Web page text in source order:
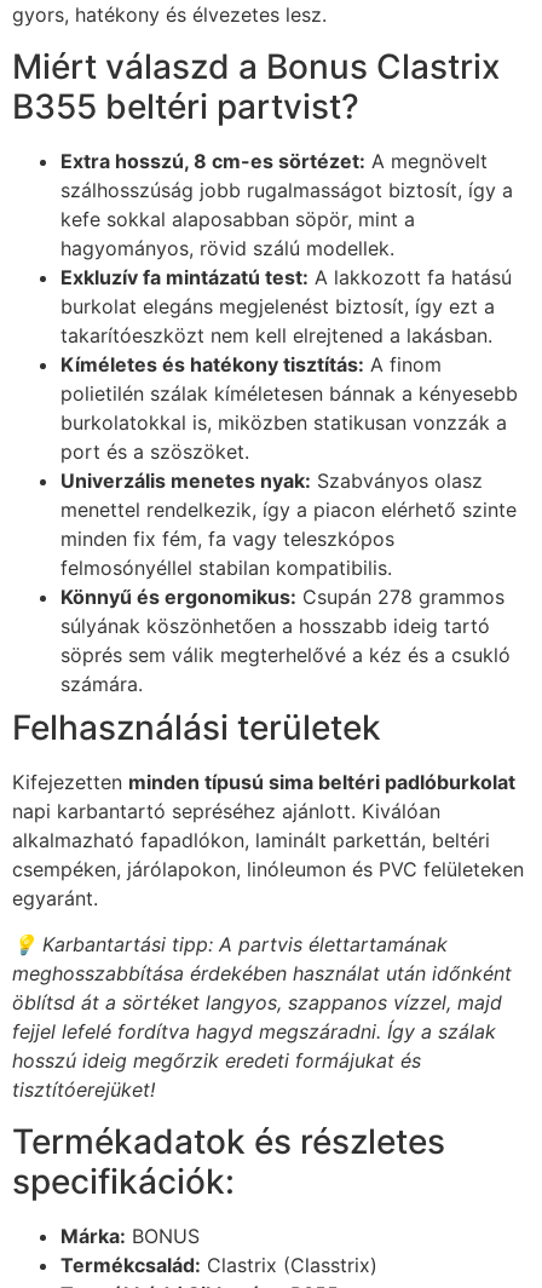
gyors, hatékony és élvezetes lesz.
Miért válaszd a Bonus Clastrix
B355 beltéri partvist?
Extra hosszú, 8 cm-es sörtézet: A megnövelt
szálhosszúság jobb rugalmasságot biztosít, így a
kefe sokkal alaposabban söpör, mint a
hagyományos, rövid szálú modellek.
Exkluzív fa mintázatú test: A lakkozott fa hatású
burkolat elegáns megjelenést biztosít, így ezt a
takarítóeszközt nem kell elrejtened a lakásban.
Kíméletes és hatékony tisztítás: A finom
polietilén szálak kíméletesen bánnak a kényesebb
burkolatokkal is, miközben statikusan vonzzák a
port és a szöszöket.
Univerzális menetes nyak: Szabványos olasz
menettel rendelkezik, így a piacon elérhető szinte
minden fix fém, fa vagy teleszkópos
felmosónyéllel stabilan kompatibilis.
Könnyű és ergonomikus: Csupán 278 grammos
súlyának köszönhetően a hosszabb ideig tartó
söprés sem válik megterhelővé a kéz és a csukló
számára.
Felhasználási területek
Kifejezetten minden típusú sima beltéri padlóburkolat
napi karbantartó sepréséhez ajánlott. Kiválóan
alkalmazható fapadlókon, laminált parkettán, beltéri
csempéken, járólapokon, linóleumon és PVC felületeken
egyaránt.
💡 Karbantartási tipp: A partvis élettartamának
meghosszabbítása érdekében használat után időnként
öblítsd át a sörtéket langyos, szappanos vízzel, majd
fejjel lefelé fordítva hagyd megszáradni. Így a szálak
hosszú ideig megőrzik eredeti formájukat és
tisztítóerejüket!
Termékadatok és részletes
specifikációk:
Márka: BONUS
Termékcsalád: Clastrix (Classtrix)